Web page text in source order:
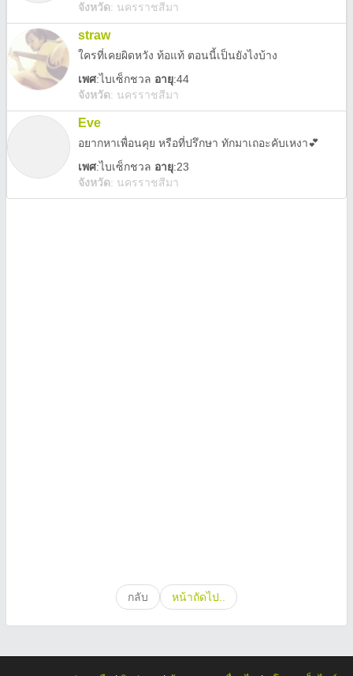
จังหวัด: นครราชสีมา
straw
ใครที่เคยผิดหวัง ท้อแท้ ตอนนี้เป็นยังไงบ้าง
เพศ:ไบเซ็กชวล อายุ:44
จังหวัด: นครราชสีมา
Eve
อยากหาเพื่อนคุย หรือที่ปรึกษา ทักมาเถอะคับเหงา💕
เพศ:ไบเซ็กชวล อายุ:23
จังหวัด: นครราชสีมา
กลับ หน้าถัดไป..